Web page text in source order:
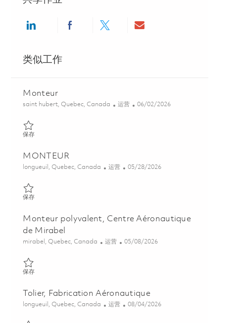
Share via LinkedInShare via Facebook
Share via twitterShare via email
类似工作
Monteur
位置
saint hubert, Quebec, Canada 类别
运营 Posted Date
06/02/2026
保存保存 Monteur 01850066
MONTEUR
位置
longueuil, Quebec, Canada 类别
运营 Posted Date
05/28/2026
保存保存 MONTEUR 01842584
Monteur polyvalent, Centre Aéronautique
de Mirabel
位置
mirabel, Quebec, Canada 类别
运营 Posted Date
05/08/2026
保存保存 Monteur polyvalent, Centre Aéronautique de Mirabel 01835951
Tolier, Fabrication Aéronautique
位置
longueuil, Quebec, Canada 类别
运营 Posted Date
08/04/2026